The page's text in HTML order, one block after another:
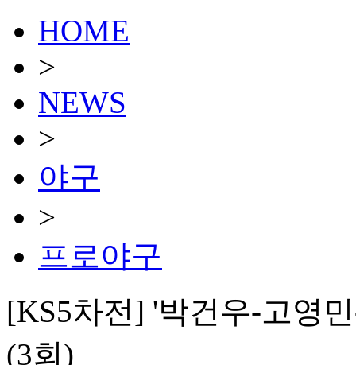
HOME
>
NEWS
>
야구
>
프로야구
[KS5차전] '박건우-고영
(3회)